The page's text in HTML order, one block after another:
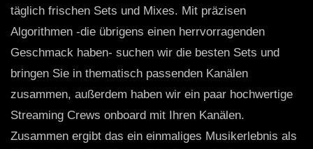
täglich frischen Sets und Mixes. Mit präzisen
Algorithmen -die übrigens einen herrvorragenden
Geschmack haben- suchen wir die besten Sets und
bringen Sie in thematisch passenden Kanälen
zusammen, außerdem haben wir ein paar hochwertige
Streaming Crews onboard mit Ihren Kanälen.
Zusammen ergibt das ein einmaliges Musikerlebnis als